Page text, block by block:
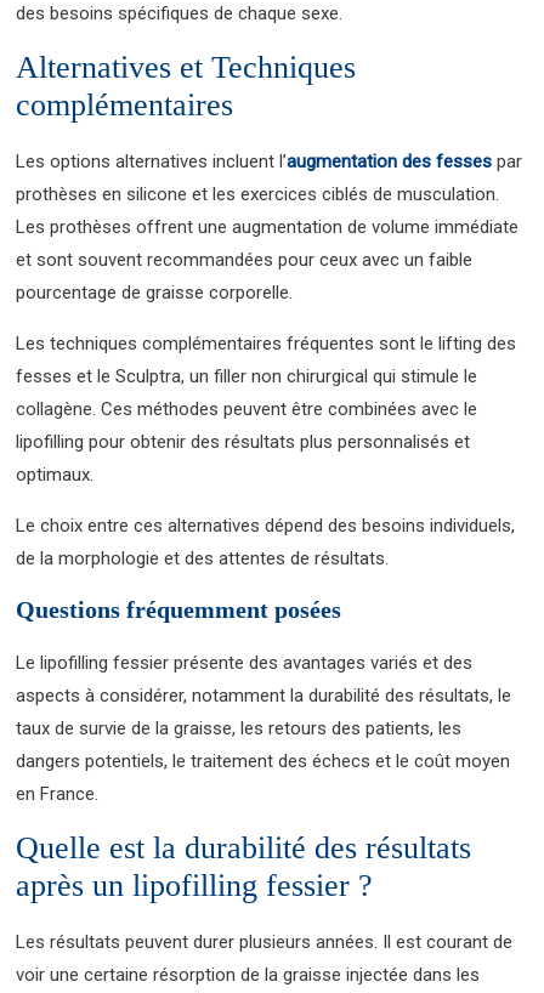
des besoins spécifiques de chaque sexe.
Alternatives et Techniques
complémentaires
Les options alternatives incluent l’augmentation des fesses par
prothèses en silicone et les exercices ciblés de musculation.
Les prothèses offrent une augmentation de volume immédiate
et sont souvent recommandées pour ceux avec un faible
pourcentage de graisse corporelle.
Les techniques complémentaires fréquentes sont le lifting des
fesses et le Sculptra, un filler non chirurgical qui stimule le
collagène. Ces méthodes peuvent être combinées avec le
lipofilling pour obtenir des résultats plus personnalisés et
optimaux.
Le choix entre ces alternatives dépend des besoins individuels,
de la morphologie et des attentes de résultats.
Questions fréquemment posées
Le lipofilling fessier présente des avantages variés et des
aspects à considérer, notamment la durabilité des résultats, le
taux de survie de la graisse, les retours des patients, les
dangers potentiels, le traitement des échecs et le coût moyen
en France.
Quelle est la durabilité des résultats
après un lipofilling fessier ?
Les résultats peuvent durer plusieurs années. Il est courant de
voir une certaine résorption de la graisse injectée dans les